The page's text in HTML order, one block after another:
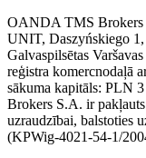
OANDA TMS Brokers
UNIT, Daszyńskiego 1,
Galvaspilsētas
reģistra komercnodaļā
sākuma kapitāls: PLN
Brokers S.A. ir
uzraudzībai, balstoties
(KPWig-4021-54-1/